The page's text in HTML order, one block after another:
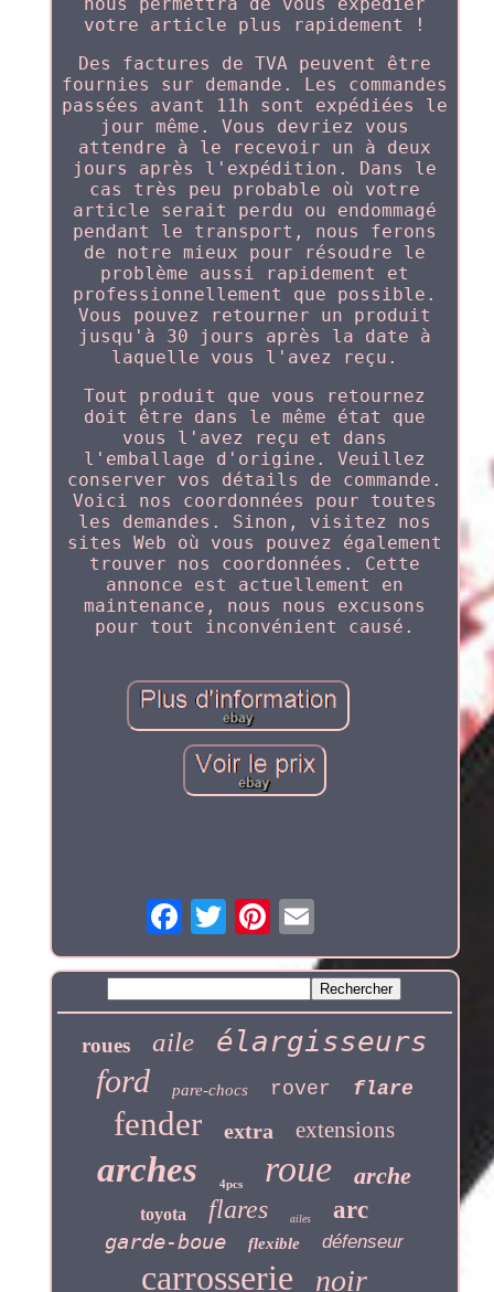
votre article plus rapidement !
Des factures de TVA peuvent être
fournies sur demande. Les commandes
passées avant 11h sont expédiées le
jour même. Vous devriez vous
attendre à le recevoir un à deux
jours après l'expédition. Dans le
cas très peu probable où votre
article serait perdu ou endommagé
pendant le transport, nous ferons
de notre mieux pour résoudre le
problème aussi rapidement et
professionnellement que possible.
Vous pouvez retourner un produit
jusqu'à 30 jours après la date à
laquelle vous l'avez reçu.
Tout produit que vous retournez
doit être dans le même état que
vous l'avez reçu et dans
l'emballage d'origine. Veuillez
conserver vos détails de commande.
Voici nos coordonnées pour toutes
les demandes. Sinon, visitez nos
sites Web où vous pouvez également
trouver nos coordonnées. Cette
annonce est actuellement en
maintenance, nous nous excusons
pour tout inconvénient causé.
roues aile élargisseurs
ford pare-chocs rover flare
fender extra extensions
arches 4pcs roue arche
toyota flares ailes arc
garde-boue flexible défenseur
carrosserie noir